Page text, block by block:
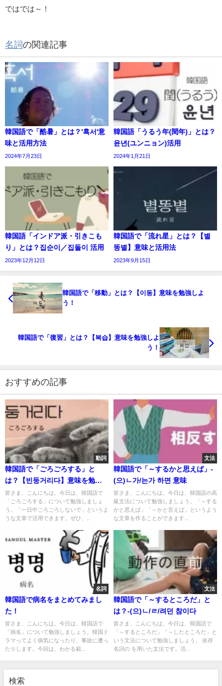
ではでは～！
名詞の関連記事
韓国語で「酷暑」とは？'혹서'意
味と活用方法
2024年7月23日
韓国語「うるう年(閏年)」とは？
윤년(ユンニョン)活用
2024年1月21日
韓国語「インドア派・引きこも
り」とは？집순이／집돌이 活用
2023年12月12日
韓国語で「流れ星」とは？【별
똥별】意味と活用法
2023年9月15日
韓国語で「移動」とは？【이동】意味を勉強しよ
う！
韓国語で「復習」とは？【복습】意味を勉強しよ
う！
おすすめの記事
動詞
韓国語で「ごろごろする」と
は？【빈둥거리다】意味を勉強
しよう！
皆さま、こんにちは。今日は、韓国語で
「ごろごろする」について勉強しましょ
う。「一日中ごろごろしないで」というよ
うな文章で活用できます。ぜひ、...
文法
韓国語で「～するかと思えば」-
(으)ㄴ가/는가 하면 意味
皆さま、こんにちは。今日は、韓国語の高
級文法について勉強しましょう。「～する
かと思えば」「～かと言えば」というよう
な文章を作ることができます...
名詞
韓国語で病名をまとめてみまし
た！
皆さま、こんにちは。今日は、韓国語で
「病名」について勉強しましょう。韓国ド
ラマってよく病気になったり、事故に遭っ
たりします。今回は、わかる範...
文法
韓国語で「～するところだ」と
は？-(으)ㄴ/ㄹ/려던 참이다
皆さま、こんにちは。今日は、韓国語で
「～するところだ」「～したところだ」と
いう文法について勉強しましょう。 依存
名詞の を用いた文法です。活...
検索